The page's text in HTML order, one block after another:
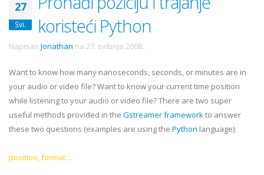
27
Svi.
koristeći Python
Napisao Jonathan na 27. svibnja 2008. .
Want to know how many nanoseconds, seconds, or minutes are in
your audio or video file? Want to know your current time position
while listening to your audio or video file? There are two super
useful methods provided in the Gstreamerframeworkto answer
these two questions (examples are using the Python language):
position, format ...